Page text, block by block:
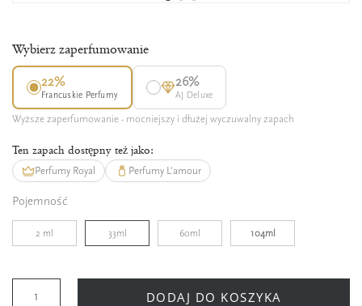
Wybierz zaperfumowanie
22%
Francuskie Perfumy
26%
AJ Deluxe
Wyższe zaperfumowanie - mocniejszy i dłużej wyczuwalny zapach
Ten zapach dostępny też jako:
Perfumy Royal Perfumy L'amour
Pojemność
2 ml 33ml 60ml 104ml
DODAJ DO KOSZYKA